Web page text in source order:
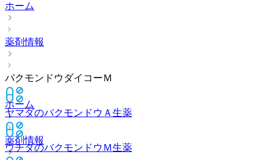
ホーム
薬剤情報
バクモンドウダイコーＭ
ヤマダのバクモンドウＡ 生薬
ウチダのバクモンドウＭ生薬
ホーム
薬剤情報